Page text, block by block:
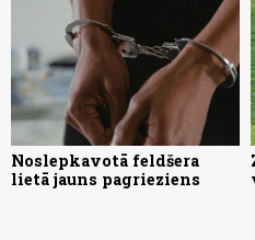
Noslepkavotā feldšera
lietā jauns pagrieziens